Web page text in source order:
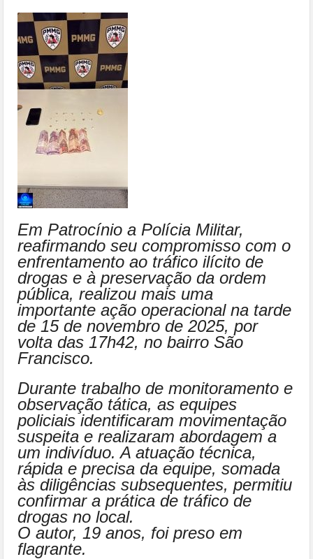
Em Patrocínio a Polícia Militar,
reafirmando seu compromisso com o
enfrentamento ao tráfico ilícito de
drogas e à preservação da ordem
pública, realizou mais uma
importante ação operacional na tarde
de 15 de novembro de 2025, por
volta das 17h42, no bairro São
Francisco.
Durante trabalho de monitoramento e
observação tática, as equipes
policiais identificaram movimentação
suspeita e realizaram abordagem a
um indivíduo. A atuação técnica,
rápida e precisa da equipe, somada
às diligências subsequentes, permitiu
confirmar a prática de tráfico de
drogas no local.
O autor, 19 anos, foi preso em
flagrante.